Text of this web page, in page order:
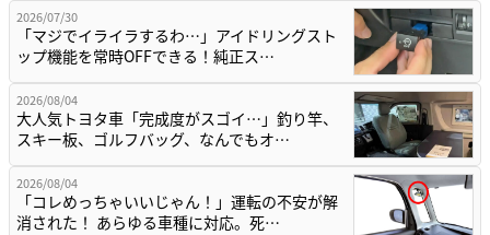
2026/07/30
「マジでイライラするわ…」アイドリングスト
ップ機能を常時OFFできる！純正ス…
2026/08/04
大人気トヨタ車「完成度がスゴイ…」釣り竿、
スキー板、ゴルフバッグ、なんでもオ…
2026/08/04
「コレめっちゃいいじゃん！」運転の不安が解
消された！ あらゆる車種に対応。死…